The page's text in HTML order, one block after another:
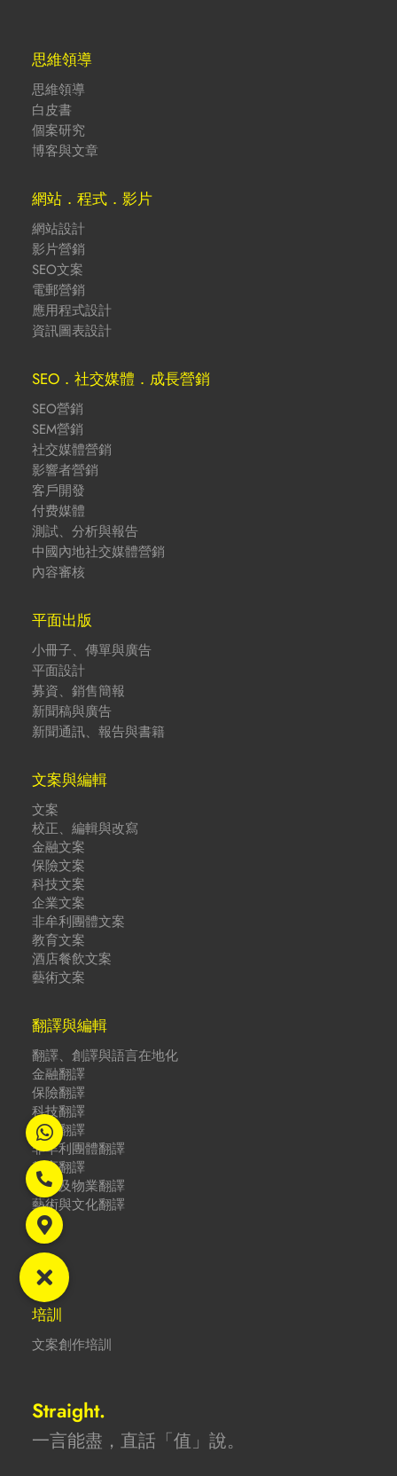
思維領導
思維領導
白皮書
個案研究
博客與文章
網站．程式．影片
網站設計
影片營銷
SEO文案
電郵營銷
應用程式設計
資訊圖表設計
SEO．社交媒體．成長營銷
SEO營銷
SEM營銷
社交媒體營銷
影響者營銷
客戶開發
付费媒體
測試、分析與報告
中國內地社交媒體營銷
內容審核
平面出版
小冊子、傳單與廣告
平面設計
募資、銷售簡報
新聞稿與廣告
新聞通訊、報告與書籍
文案與編輯
文案
校正、編輯與改寫
金融文案
保險文案
科技文案
企業文案
非牟利團體文案
教育文案
酒店餐飲文案
藝術文案
翻譯與編輯
翻譯、創譯與語言在地化
金融翻譯
保險翻譯
科技翻譯
企業翻譯
非牟利團體翻譯
教育翻譯
酒店及物業翻譯
藝術與文化翻譯
培訓
文案創作培訓
Straight.
一言能盡，直話「值」說。